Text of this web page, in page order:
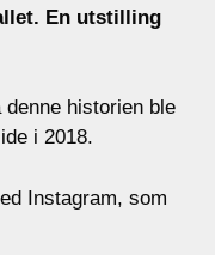
En utstilling
historien ble
i 2018.
Instagram, som